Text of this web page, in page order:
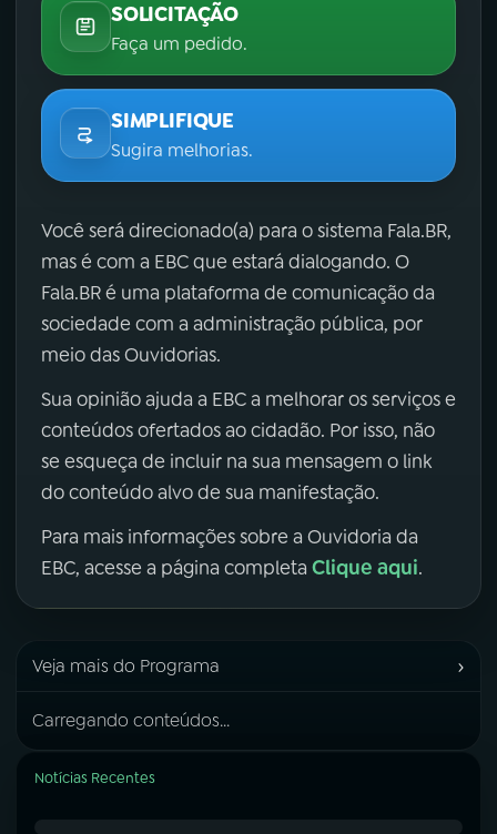
SOLICITAÇÃO
Faça um pedido.
SIMPLIFIQUE
Sugira melhorias.
Você será direcionado(a) para o sistema Fala.BR,
mas é com a EBC que estará dialogando. O
Fala.BR é uma plataforma de comunicação da
sociedade com a administração pública, por
meio das Ouvidorias.
Sua opinião ajuda a EBC a melhorar os serviços e
conteúdos ofertados ao cidadão. Por isso, não
se esqueça de incluir na sua mensagem o link
do conteúdo alvo de sua manifestação.
Para mais informações sobre a Ouvidoria da
EBC, acesse a página completa Clique aqui.
Veja mais do Programa ›
Carregando conteúdos...
Notícias Recentes